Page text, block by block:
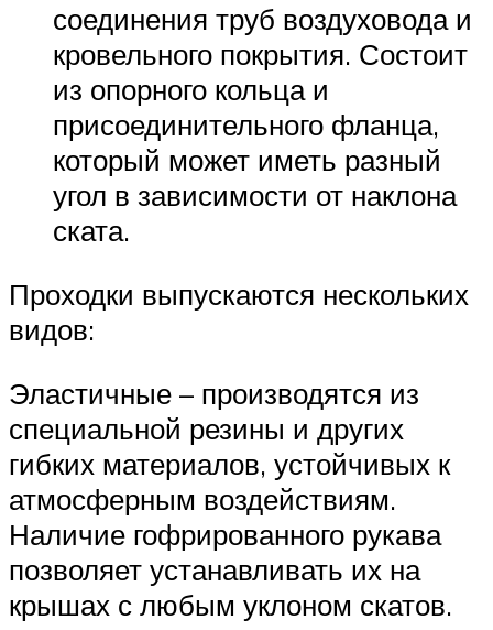
соединения труб воздуховода и
кровельного покрытия. Состоит
из опорного кольца и
присоединительного фланца,
который может иметь разный
угол в зависимости от наклона
ската.
Проходки выпускаются нескольких
видов:
Эластичные – производятся из
специальной резины и других
гибких материалов, устойчивых к
атмосферным воздействиям.
Наличие гофрированного рукава
позволяет устанавливать их на
крышах с любым уклоном скатов.